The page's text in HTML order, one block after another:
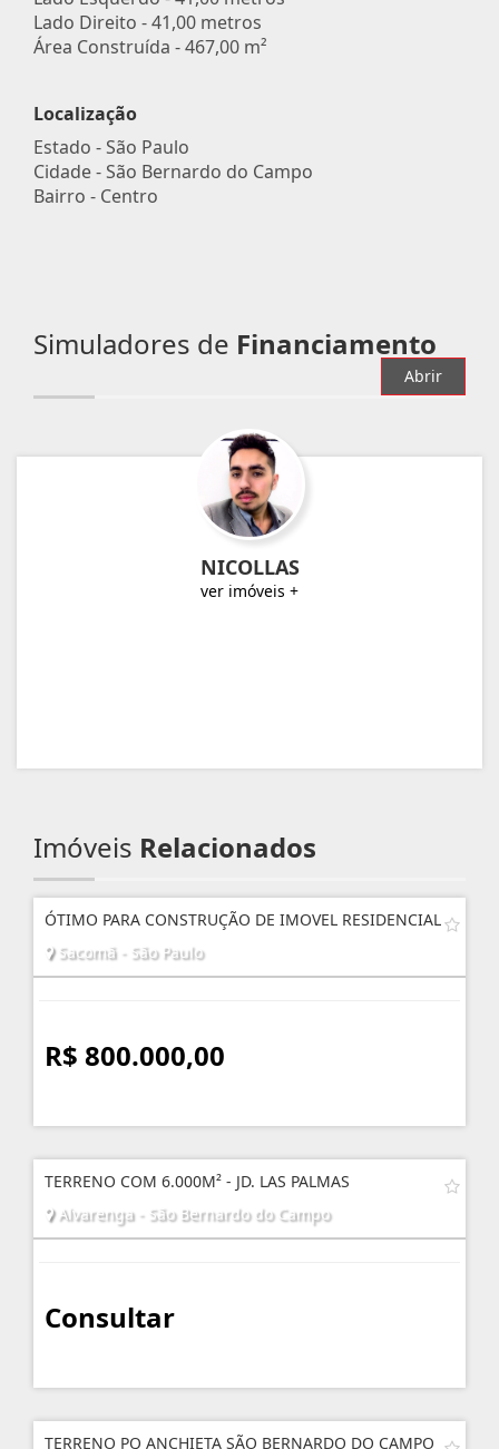
Lado Direito - 41,00 metros
Área Construída - 467,00 m²
Localização
Estado -São Paulo
Cidade -São Bernardo do Campo
Bairro - Centro
Simuladores de Financiamento
Abrir
NICOLLAS
ver imóveis +
Imóveis Relacionados
ÓTIMO PARA CONSTRUÇÃO DE IMOVEL RESIDENCIAL
Sacomã - São Paulo
R$ 800.000,00
TERRENO COM 6.000M² - JD. LAS PALMAS
Alvarenga - São Bernardo do Campo
Consultar
TERRENO PQ ANCHIETA SÃO BERNARDO DO CAMPO